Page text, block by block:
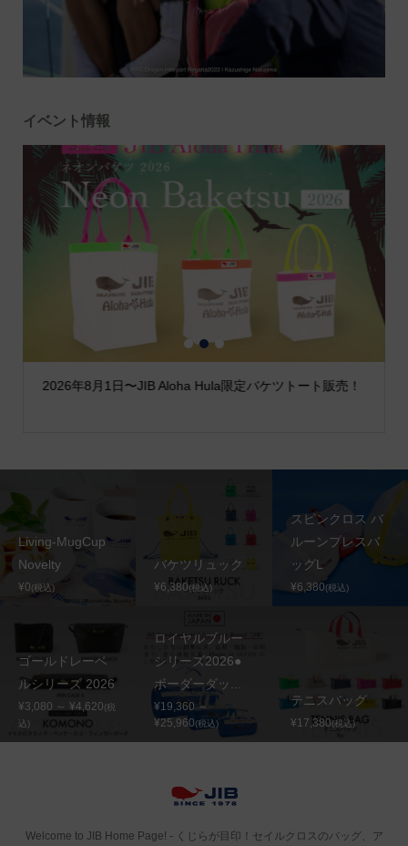
イベント情報
2026年8月1日〜JIB Aloha Hula限定バケツトート販売！
1 2 3
Living-MugCup
Novelty
¥0(税込)
バケツリュック
¥6,380(税込)
スピンクロス バ
ルーンプレスバ
ッグL
¥6,380(税込)
ゴールドレーベ
ルシリーズ 2026
¥3,080 ～ ¥4,620(税
込)
ロイヤルブルー
シリーズ2026●
ボーダーダッ...
¥19,360 ～
¥25,960(税込)
テニスバッグ
¥17,380(税込)
Welcome to JIB Home Page! ‐ くじらが目印！セイルクロスのバッグ、ア